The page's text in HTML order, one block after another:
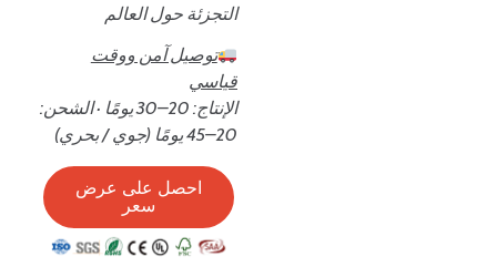
التجزئة حول العالم
توصيل آمن ووقت
قياسي
الإنتاج: 20–30 يومًا · الشحن:
20–45 يومًا (جوي / بحري)
احصل على عرض
سعر